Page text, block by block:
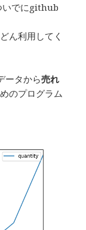
いでにgithub
ん利用してく
ータから売れ
のプログラム